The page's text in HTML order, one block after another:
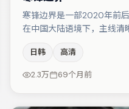
寒锋边界是一部2020年前
在中国大陆语境下，主线清
乱。主演阵容包括张子枫、
前后呼应，适合喜欢抠台词
型与清晰主线，这部作品值
日韩 高清
2.3万 69个月前